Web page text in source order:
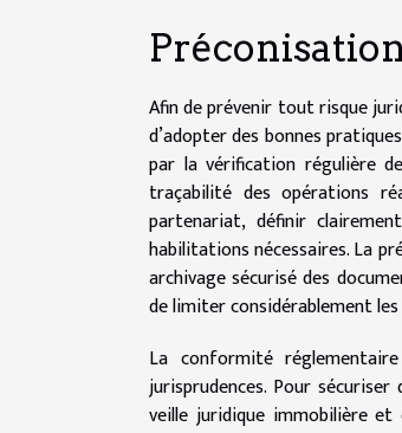
Afin de prévenir tout risque
d’adopter des bonnes
par la vérification régulière
traçabilité des opérations
partenariat, définir
habilitations nécessaires. La
archivage sécurisé des
de limiter considérablement
La conformité
jurisprudences. Pour
veille juridique immobilière